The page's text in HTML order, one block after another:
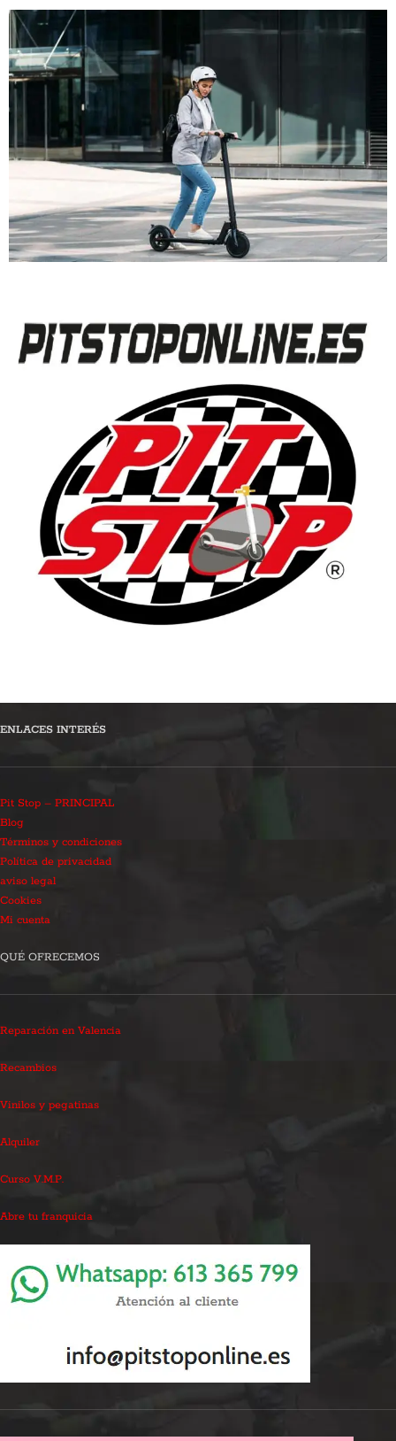
ENLACES INTERÉS
Pit Stop – PRINCIPAL
Blog
Términos y condiciones
Política de privacidad
aviso legal
Cookies
Mi cuenta
QUÉ OFRECEMOS
Reparación en Valencia
Recambios
Vinilos y pegatinas
Alquiler
Curso V.M.P.
Abre tu franquicia